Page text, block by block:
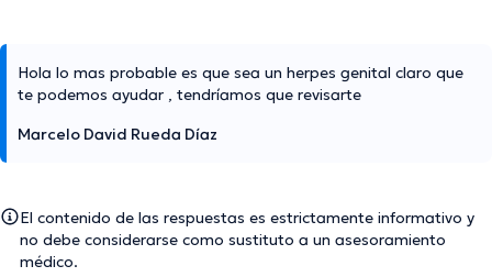
Hola lo mas probable es que sea un herpes genital claro que
te podemos ayudar , tendríamos que revisarte
Marcelo David Rueda Díaz
El contenido de las respuestas es estrictamente informativo y
no debe considerarse como sustituto a un asesoramiento
médico.